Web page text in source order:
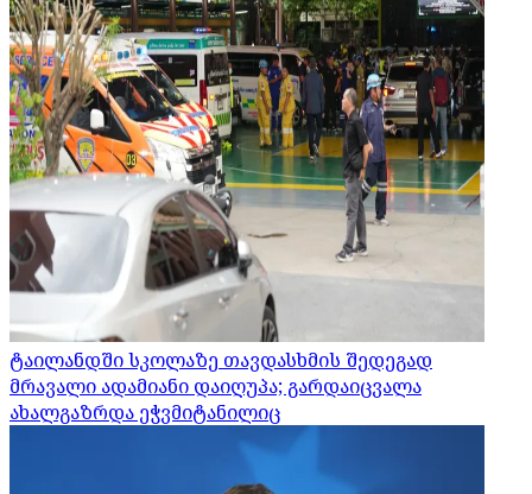
ტაილანდში სკოლაზე თავდასხმის შედეგად
მრავალი ადამიანი დაიღუპა; გარდაიცვალა
ახალგაზრდა ეჭვმიტანილიც